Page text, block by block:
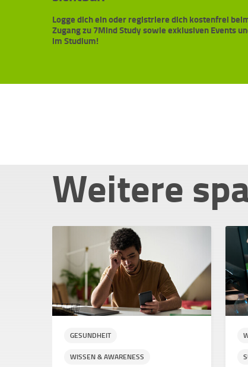
Logge dich ein oder registriere dich kostenfrei
Zugang zu 7Mind Study sowie exklusiven Events
im Studium!
Weitere
GESUNDHEIT
WISSEN & AWARENESS